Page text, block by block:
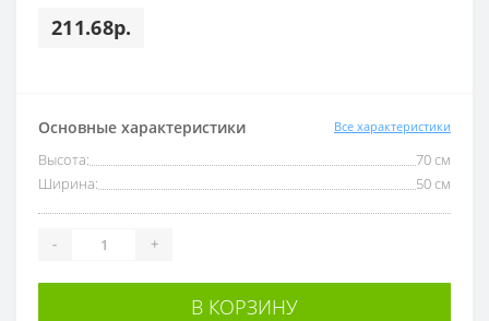
211.68р.
Основные характеристики Все характеристики
Высота:
70 см
Ширина:
50 см
- +
В КОРЗИНУ